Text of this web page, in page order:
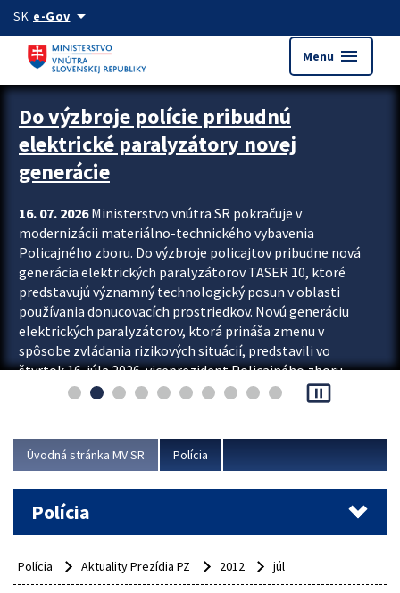
Preskocit na hlavný obsah
SK e-Govarrow_drop_down
Menu menu
Zastavit automatický posun upútavok
Do výzbroje polície pribudnú
elektrické paralyzátory novej
generácie
16. 07. 2026Ministerstvo vnútra SR pokračuje v
modernizácii materiálno-technického vybavenia
Policajného zboru. Do výzbroje policajtov pribudne nová
generácia elektrických paralyzátorov TASER 10, ktoré
predstavujú významný technologický posun v oblasti
používania donucovacích prostriedkov. Novú generáciu
elektrických paralyzátorov, ktorá prináša zmenu v
spôsobe zvládania rizikových situácií, predstavili vo
štvrtok 16. júla 2026 viceprezident Policajného zboru
Rastislav Polakovič a riaditeľ odboru výcviku...
pause_presentation
Úvodná stránka MV SR Polícia
Polícia
Polícia Aktuality Prezídia PZ 2012 júl